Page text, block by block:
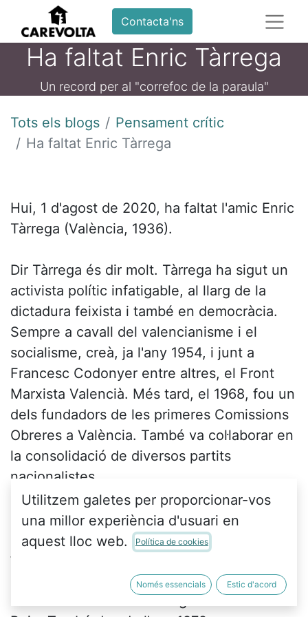
Contacta'ns
Ha faltat Enric Tàrrega
Un record per al "correfoc de la paraula"
Tots els blogs
Pensament crític
Ha faltat Enric Tàrrega
Hui, 1 d'agost de 2020, ha faltat l'amic Enric
Tàrrega (València, 1936).
Dir Tàrrega és dir molt. Tàrrega ha sigut un
activista polític infatigable, al llarg de la
dictadura feixista i també en democràcia.
Sempre a cavall del valencianisme i el
socialisme, creà, ja l'any 1954, i junt a
Francesc Codonyer entre altres, el Front
Marxista Valencià. Més tard, el 1968, fou un
dels fundadors de les primeres Comissions
Obreres a València. També va col·laborar en
la consolidació de diversos partits
nacionalistes.
Ha sigut un activista cultural insubornable:
membre de Lo Rat Penat durant el
franquisme, des dels anys seixanta va
impulsar diversos aplecs nacionalistes, com
el mític del Darrer Diumenge d’Octubre al
Utilitzem galetes per proporcionar-vos
una millor experiència d'usuari en
aquest lloc web.
Política de cookies
Només essencials Estic d'acord